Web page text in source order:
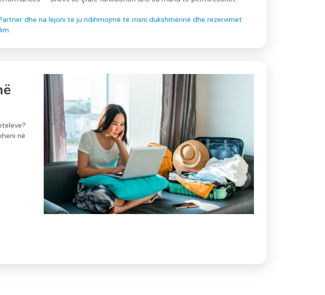
dhe na lejoni të ju ndihmojmë të rrisni dukshmërinë dhe rezervimet
në